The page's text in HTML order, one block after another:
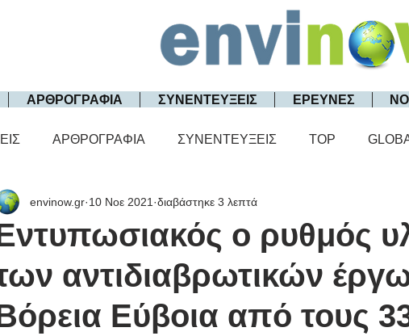
ΑΡΘΡΟΓΡΑΦΙΑ ΣΥΝΕΝΤΕΥΞΕΙΣ ΕΡΕΥΝΕΣ
ΑΡΘΡΟΓΡΑΦΙΑ ΣΥΝΕΝΤΕΥΞΕΙΣ TOP
ο ρυθμός
αντιδιαβρωτικών
Εύβοια από τους
envinow.gr 10 Νοε 2021 διαβάστηκε 3 λεπτά